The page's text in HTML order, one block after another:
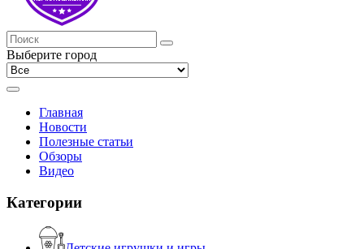
Выберите город
Главная
Новости
Полезные статьи
Обзоры
Видео
Категории